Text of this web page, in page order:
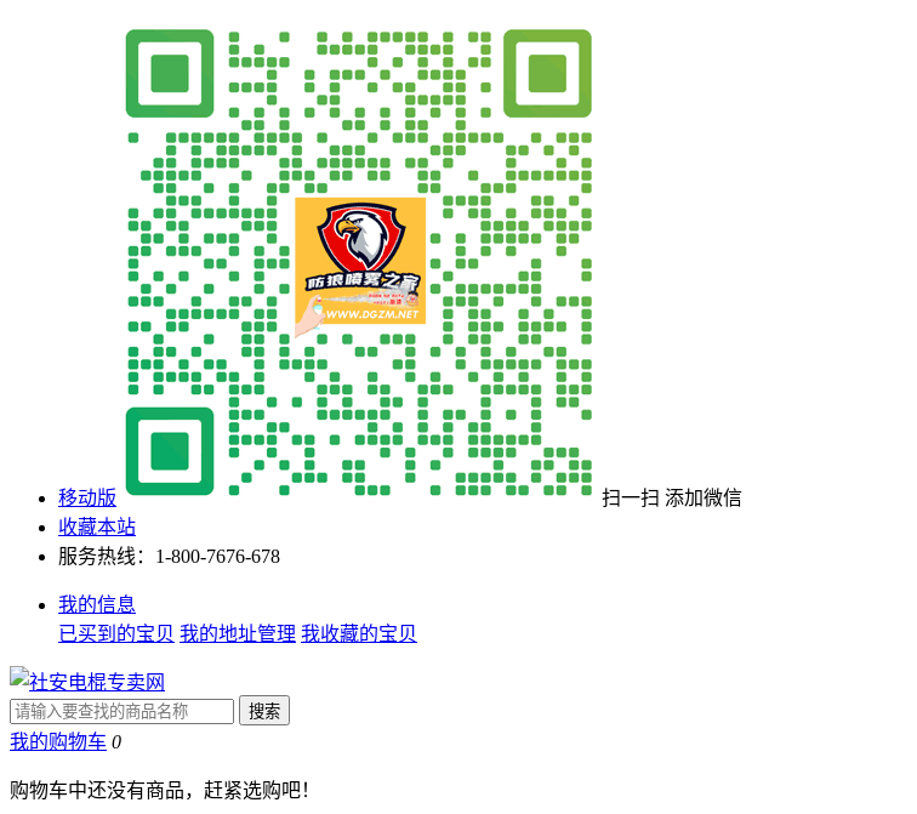
移动版
扫一扫 添加微信
收藏本站
服务热线：1-800-7676-678
我的信息
已买到的宝贝 我的地址管理 我收藏的宝贝
我的购物车 0
购物车中还没有商品，赶紧选购吧！